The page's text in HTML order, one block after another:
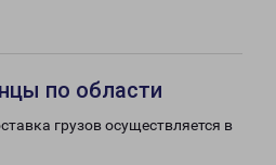
по области
грузов осуществляется в